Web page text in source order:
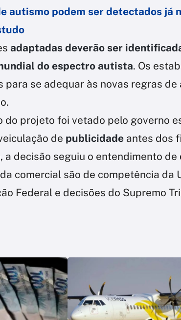
autismo podem ser detectados já
adaptadas deverão ser
do espectro autista. Os
para se adequar às novas regras
do projeto foi vetado pelo governo
de publicidade antes dos
a decisão seguiu o entendimento de
comercial são de competência da
Federal e decisões do Supremo